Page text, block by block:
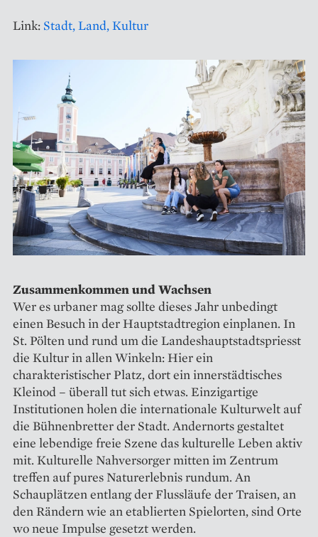
Link: Stadt, Land, Kultur
Zusammenkommen und Wachsen
Wer es urbaner mag sollte dieses Jahr unbedingt
einen Besuch in der Hauptstadtregion einplanen. In
St. Pölten und rund um die Landeshauptstadtspriesst
die Kultur in allen Winkeln: Hier ein
charakteristischer Platz, dort ein innerstädtisches
Kleinod – überall tut sich etwas. Einzigartige
Institutionen holen die internationale Kulturwelt auf
die Bühnenbretter der Stadt. Andernorts gestaltet
eine lebendige freie Szene das kulturelle Leben aktiv
mit. Kulturelle Nahversorger mitten im Zentrum
treffen auf pures Naturerlebnis rundum. An
Schauplätzen entlang der Flussläufe der Traisen, an
den Rändern wie an etablierten Spielorten, sind Orte
wo neue Impulse gesetzt werden.